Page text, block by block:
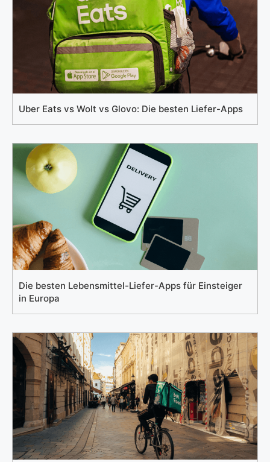
Uber Eats vs Wolt vs Glovo: Die besten Liefer-Apps
Die besten Lebensmittel-Liefer-Apps für Einsteiger
in Europa